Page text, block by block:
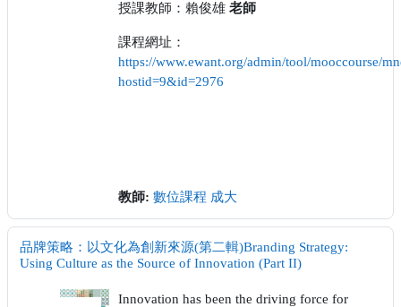
授課教師：賴俊雄 老師
課程網址：
https://www.ewant.org/admin/tool/mooccourse/
hostid=9&id=2976
教師: 數位課程 成大
品牌策略：以文化為創新來源(第二輯)Branding Strategy:
Using Culture as the Source of Innovation (Part II)
Innovation has been the driving force for